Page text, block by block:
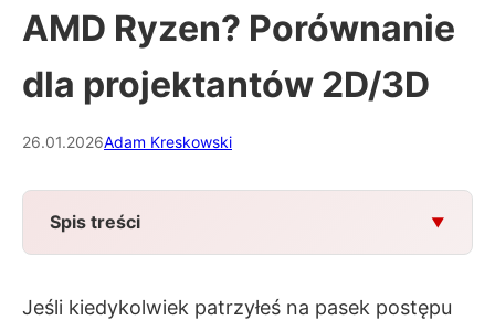
AMD Ryzen? Porównanie
dla projektantów 2D/3D
26.01.2026Adam Kreskowski
Spis treści
Jeśli kiedykolwiek patrzyłeś na pasek postępu